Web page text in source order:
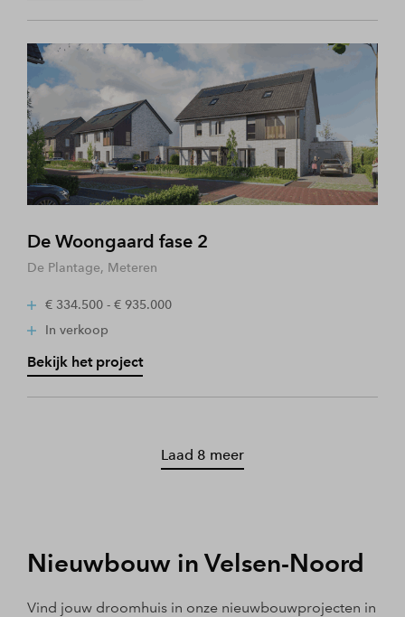
De Woongaard fase 2
De Plantage, Meteren
€ 334.500 - € 935.000
In verkoop
Bekijk het project
Laad 8 meer
Nieuwbouw in Velsen-Noord
Vind jouw droomhuis in onze nieuwbouwprojecten in